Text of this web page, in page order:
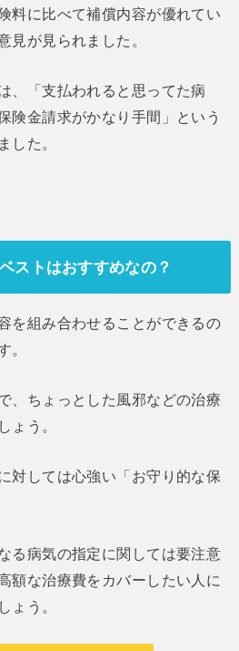
料に比べて補償内容が優れてい
見が見られました。
、「支払われると思ってた病
険金請求がかなり手間」という
した。
ストはおすすめなの？
を組み合わせることができるの
。
、ちょっとした風邪などの治療
ょう。
対しては心強い「お守り的な保
る病気の指定に関しては要注意
額な治療費をカバーしたい人に
ょう。